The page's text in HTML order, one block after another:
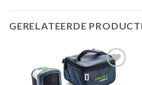
GERELATEERDE